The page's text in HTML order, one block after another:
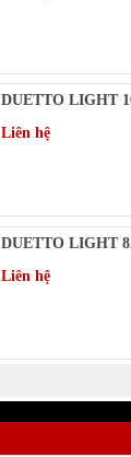
DUETTO LIGHT
Liên hệ
DUETTO LIGHT
Liên hệ